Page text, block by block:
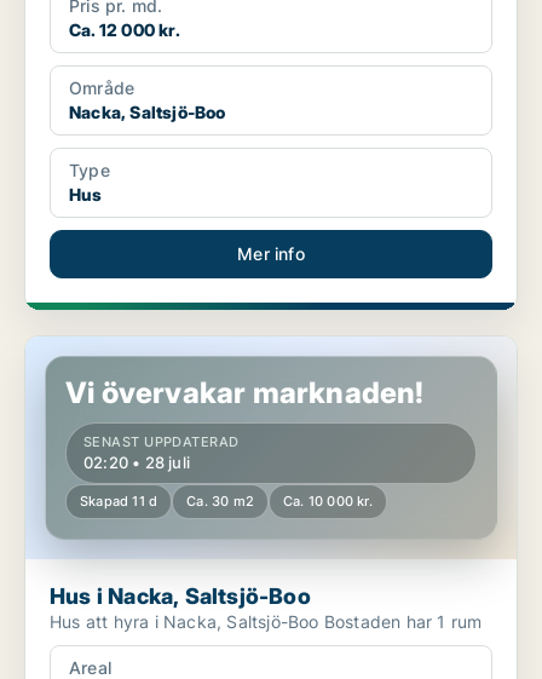
Pris pr. md.
Ca. 12 000 kr.
Område
Nacka, Saltsjö-Boo
Type
Hus
Mer info
Hus i Nacka, Saltsjö-Boo
Vi övervakar marknaden!
SENAST UPPDATERAD
02:20 • 28 juli
Skapad 11 d Ca. 30 m2 Ca. 10 000 kr.
Hus i Nacka, Saltsjö-Boo
Hus att hyra i Nacka, Saltsjö-Boo Bostaden har 1 rum
Areal